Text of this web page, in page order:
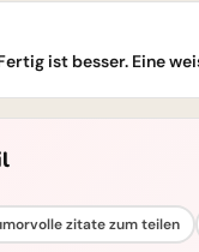
ist besser. Eine
zitate zum teilen